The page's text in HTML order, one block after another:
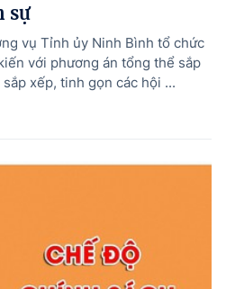
sự
vụ Tỉnh ủy Ninh Bình tổ chức
với phương án tổng thể sắp
xếp, tinh gọn các hội ...